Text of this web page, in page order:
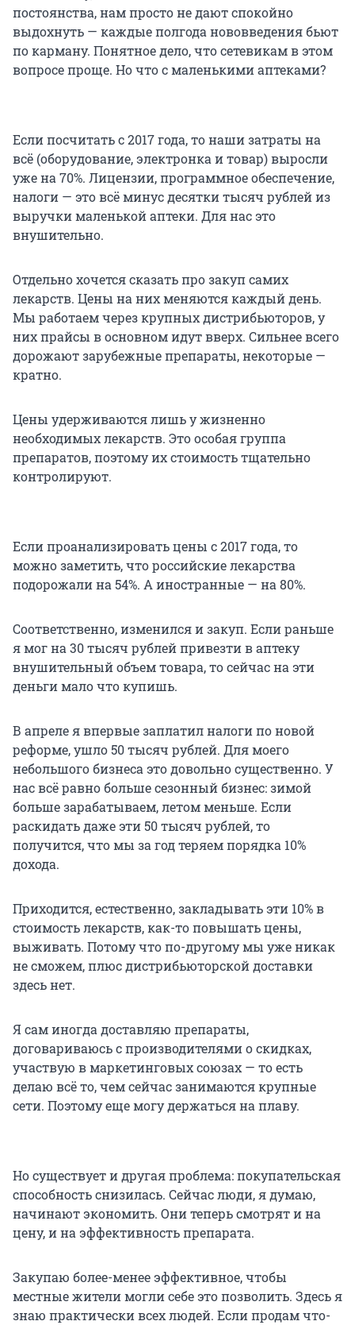
постоянства, нам просто не дают спокойно
выдохнуть — каждые полгода нововведения бьют
по карману. Понятное дело, что сетевикам в этом
вопросе проще. Но что с маленькими аптеками?
Если посчитать с 2017 года, то наши затраты на
всё (оборудование, электронка и товар) выросли
уже на 70%. Лицензии, программное обеспечение,
налоги — это всё минус десятки тысяч рублей из
выручки маленькой аптеки. Для нас это
внушительно.
Отдельно хочется сказать про закуп самих
лекарств. Цены на них меняются каждый день.
Мы работаем через крупных дистрибьюторов, у
них прайсы в основном идут вверх. Сильнее всего
дорожают зарубежные препараты, некоторые —
кратно.
Цены удерживаются лишь у жизненно
необходимых лекарств. Это особая группа
препаратов, поэтому их стоимость тщательно
контролируют.
Если проанализировать цены с 2017 года, то
можно заметить, что российские лекарства
подорожали на 54%. А иностранные — на 80%.
Соответственно, изменился и закуп. Если раньше
я мог на 30 тысяч рублей привезти в аптеку
внушительный объем товара, то сейчас на эти
деньги мало что купишь.
В апреле я впервые заплатил налоги по новой
реформе, ушло 50 тысяч рублей. Для моего
небольшого бизнеса это довольно существенно. У
нас всё равно больше сезонный бизнес: зимой
больше зарабатываем, летом меньше. Если
раскидать даже эти50 тысяч рублей, то
получится, что мы за год теряем порядка 10%
дохода.
Приходится, естественно, закладывать эти 10% в
стоимость лекарств, как-то повышать цены,
выживать. Потому что по-другому мы уже никак
не сможем, плюс дистрибьюторской доставки
здесь нет.
Я сам иногда доставляю препараты,
договариваюсь с производителями о скидках,
участвую в маркетинговых союзах — то есть
делаю всё то, чем сейчас занимаются крупные
сети. Поэтому еще могу держаться на плаву.
Но существует и другая проблема: покупательская
способность снизилась. Сейчас люди, я думаю,
начинают экономить. Они теперь смотрят и на
цену, и на эффективность препарата.
Закупаю более-менее эффективное, чтобы
местные жители могли себе это позволить. Здесь я
знаю практически всех людей. Если продам что-